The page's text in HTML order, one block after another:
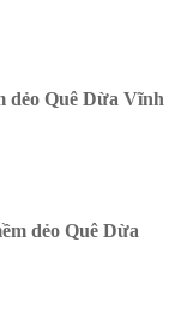
dẻo Quê Dừa Vĩnh
dẻo Quê Dừa